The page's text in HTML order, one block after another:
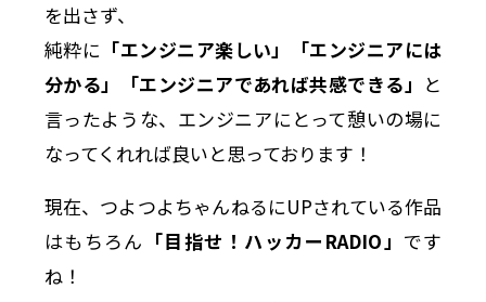
を出さず、
純粋に 「エンジニア楽しい」「エンジニアには
分かる」「エンジニアであれば共感できる」 と
言ったような、エンジニアにとって憩いの場に
なってくれれば良いと思っております！
現在、つよつよちゃんねるにUPされている作品
はもちろん 「目指せ！ハッカーRADIO」 です
ね！